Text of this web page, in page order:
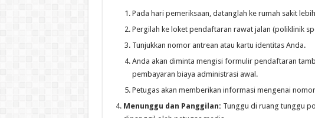
Pada hari pemeriksaan, datanglah ke rumah sakit
Pergilah ke loket pendaftaran rawat jalan (poliklinik
Tunjukkan nomor antrean atau kartu identitas Anda.
Anda akan diminta mengisi formulir pendaftaran
pembayaran biaya administrasi awal.
Petugas akan memberikan informasi mengenai
Menunggu dan Panggilan: Tunggu di ruang tunggu